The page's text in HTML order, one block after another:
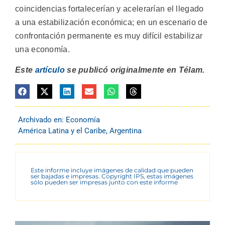
coincidencias fortalecerían y acelerarían el llegado
a una estabilización económica; en un escenario de
confrontación permanente es muy difícil estabilizar
una economía.
Este artículose publicó originalmente en Télam.
Archivado en: Economía
América Latina y el Caribe, Argentina
Este informe incluye imágenes de calidad que pueden
ser bajadas e impresas. Copyright IPS, estas imágenes
sólo pueden ser impresas junto con este informe